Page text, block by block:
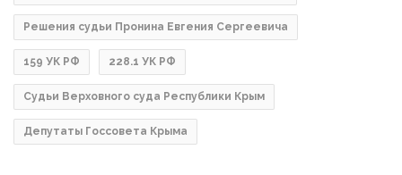
Решения судьи Пронина Евгения Сергеевича
159 УК РФ 228.1 УК РФ
Судьи Верховного суда Республики Крым
Депутаты Госсовета Крыма